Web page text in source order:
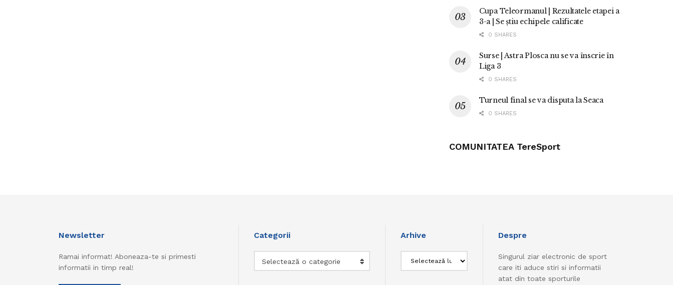
Cupa Teleormanul | Rezultatele etapei a
3-a | Se știu echipele calificate
0 SHARES
Surse | Astra Plosca nu se va înscrie în
Liga 3
0 SHARES
Turneul final se va disputa la Seaca
0 SHARES
COMUNITATEA TereSport
Newsletter
Ramai informat! Aboneaza-te si primesti
informatii in timp real!
Categorii
Selectează o categorie
Arhive Despre
Singurul ziar electronic de sport
care iti aduce stiri si informatii
atat din toate sporturile